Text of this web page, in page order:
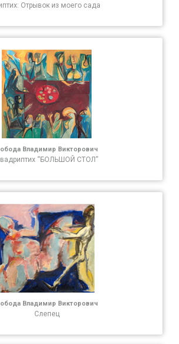
Отрывок из моего сада
Владимир Викторович
“БОЛЬШОЙ СТОЛ”
Владимир Викторович
Слепец